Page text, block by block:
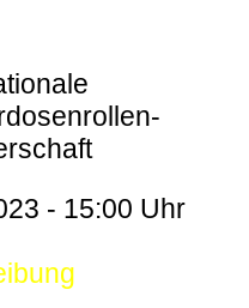
- 15:00 Uhr